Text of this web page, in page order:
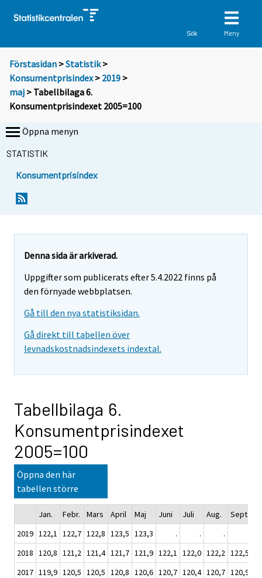
Sök Meny
Förstasidan >Statistik >
Konsumentprisindex> 2019 >
maj > Tabellbilaga 6.
Konsumentprisindexet 2005=100
Öppna menyn
STATISTIK
Konsumentprisindex
Denna sida är arkiverad.
Uppgifter som publicerats efter 5.4.2022 finns på
den förnyade webbplatsen.
Gå till den nya statistiksidan.
Gå direkt till tabellen över
levnadskostnadsindexets indextal.
Tabellbilaga 6.
Konsumentprisindexet
2005=100
Öppna den här
tabellen större
Jan. Febr. Mars April Maj Juni Juli Aug. Sept.
2019 122,1 122,7 122,8 123,5 123,3 . . .
2018 120,8 121,2 121,4 121,7 121,9 122,1 122,0 122,2 122,5
2017 119,9 120,5 120,5 120,8 120,6 120,7 120,4 120,7 120,9